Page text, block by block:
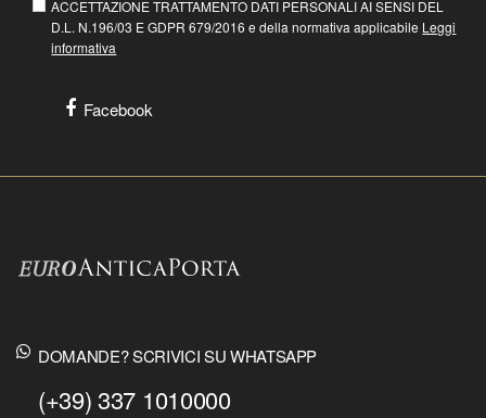
ACCETTAZIONE TRATTAMENTO DATI PERSONALI AI SENSI DEL
D.L. N.196/03 E GDPR 679/2016 e della normativa applicabile Leggi
informativa
Facebook
DOMANDE? SCRIVICI SU WHATSAPP
(+39) 337 1010000